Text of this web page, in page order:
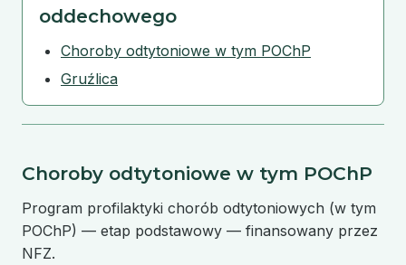
oddechowego
Choroby odtytoniowe w tym POChP
Gruźlica
Choroby odtytoniowe w tym POChP
Program profilaktyki chorób odtytoniowych (w tym
POChP) — etap podstawowy — finansowany przez
NFZ.